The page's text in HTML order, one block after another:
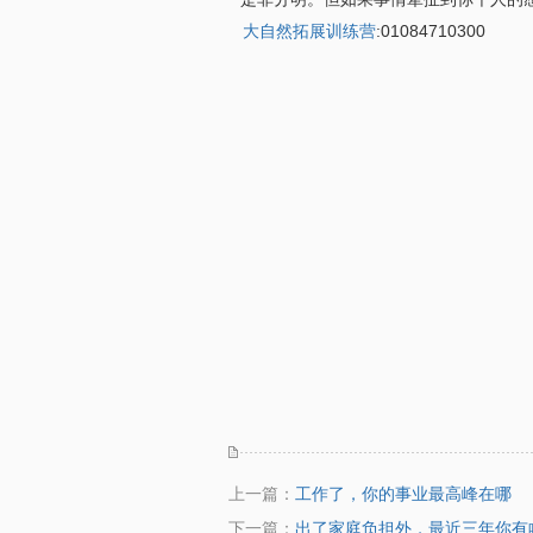
大自然拓展训练营:01084710300
上一篇： 工作了，你的事业最高峰在哪
下一篇： 出了家庭负担外，最近三年你有